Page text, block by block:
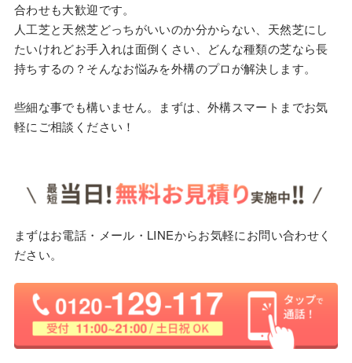
合わせも大歓迎です。
人工芝と天然芝どっちがいいのか分からない、天然芝にし
たいけれどお手入れは面倒くさい、どんな種類の芝なら長
持ちするの？そんなお悩みを外構のプロが解決します。
些細な事でも構いません。まずは、外構スマートまでお気
軽にご相談ください！
まずはお電話・メール・LINEからお気軽にお問い合わせく
ださい。